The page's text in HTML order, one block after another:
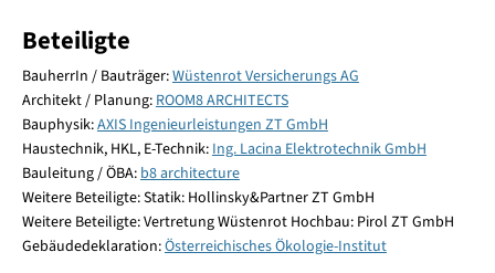
Beteiligte
BauherrIn / Bauträger:Wüstenrot Versicherungs AG
Architekt / Planung: ROOM8 ARCHITECTS
Bauphysik:AXIS Ingenieurleistungen ZT GmbH
Haustechnik, HKL, E-Technik: Ing. Lacina Elektrotechnik GmbH
Bauleitung / ÖBA: b8 architecture
Weitere Beteiligte: Statik: Hollinsky&Partner ZT GmbH
Weitere Beteiligte: Vertretung Wüstenrot Hochbau: Pirol ZT GmbH
Gebäudedeklaration:Österreichisches Ökologie-Institut